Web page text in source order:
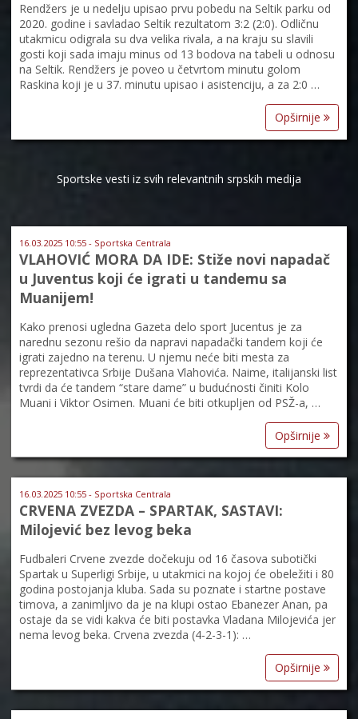
Rendžers je u nedelju upisao prvu pobedu na Seltik parku od
2020. godine i savladao Seltik rezultatom 3:2 (2:0). Odličnu
utakmicu odigrala su dva velika rivala, a na kraju su slavili
gosti koji sada imaju minus od 13 bodova na tabeli u odnosu
na Seltik. Rendžers je poveo u četvrtom minutu golom
Raskina koji je u 37. minutu upisao i asistenciju, a za 2:0 …
Opširnije
Sportske vesti iz svih relevantnih srpskih medija
16.03.2025 10:55 - Sportska Centrala
VLAHOVIĆ MORA DA IDE: Stiže novi napadač
u Juventus koji će igrati u tandemu sa
Muanijem!
Kako prenosi ugledna Gazeta delo sport Jucentus je za
narednu sezonu rešio da napravi napadački tandem koji će
igrati zajedno na terenu. U njemu neće biti mesta za
reprezentativca Srbije Dušana Vlahovića. Naime, italijanski list
tvrdi da će tandem “stare dame” u budućnosti činiti Kolo
Muani i Viktor Osimen. Muani će biti otkupljen od PSŽ-a, …
Opširnije
16.03.2025 10:55 - Sportska Centrala
CRVENA ZVEZDA – SPARTAK, SASTAVI:
Milojević bez levog beka
Fudbaleri Crvene zvezde dočekuju od 16 časova subotički
Spartak u Superligi Srbije, u utakmici na kojoj će obeležiti i 80
godina postojanja kluba. Sada su poznate i startne postave
timova, a zanimljivo da je na klupi ostao Ebanezer Anan, pa
ostaje da se vidi kakva će biti postavka Vladana Milojevića jer
nema levog beka. Crvena zvezda (4-2-3-1): …
Opširnije